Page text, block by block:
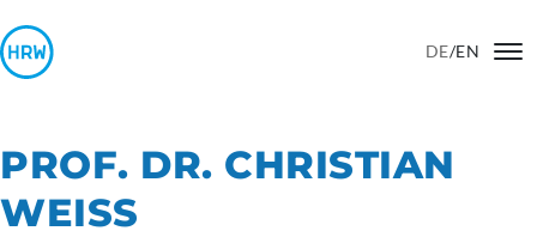
DE/EN
PROF. DR. CHRISTIAN
WEISS